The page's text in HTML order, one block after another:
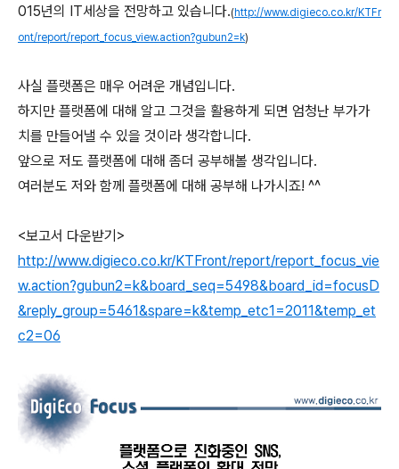
015년의 IT세상을 전망하고 있습니다.(http://www.digieco.co.kr/KTFr
ont/report/report_focus_view.action?gubun2=k)
사실 플랫폼은 매우 어려운 개념입니다.
하지만 플랫폼에 대해 알고 그것을 활용하게 되면 엄청난 부가가
치를 만들어낼 수 있을 것이라 생각합니다.
앞으로 저도 플랫폼에 대해 좀더 공부해볼 생각입니다.
여러분도 저와 함께 플랫폼에 대해 공부해 나가시죠! ^^
<보고서 다운받기>
http://www.digieco.co.kr/KTFront/report/report_focus_vie
w.action?gubun2=k&board_seq=5498&board_id=focusD
&reply_group=5461&spare=k&temp_etc1=2011&temp_et
c2=06